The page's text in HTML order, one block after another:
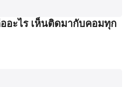
อะไร เห็นติดมากับคอมทุก